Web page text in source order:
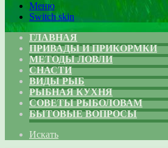
Меню
Switch skin
ГЛАВНАЯ
ПРИВАДЫ И ПРИКОРМКИ
МЕТОДЫ ЛОВЛИ
СНАСТИ
ВИДЫ РЫБ
РЫБНАЯ КУХНЯ
СОВЕТЫ РЫБОЛОВАМ
БЫТОВЫЕ ВОПРОСЫ
Искать